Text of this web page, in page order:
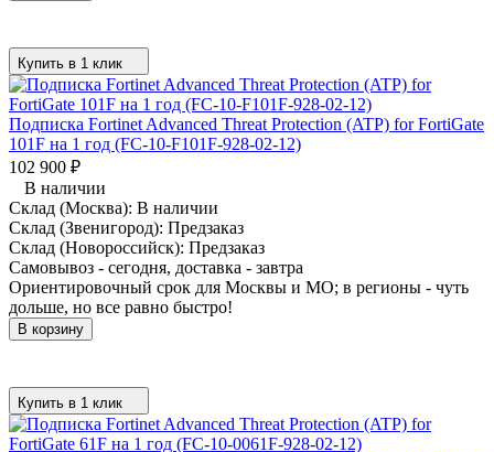
Купить в 1 клик
Подписка Fortinet Advanced Threat Protection (ATP) for FortiGate
101F на 1 год (FC-10-F101F-928-02-12)
102 900 ₽
В наличии
Склад (Москва): В наличии
Склад (Звенигород): Предзаказ
Склад (Новороссийск): Предзаказ
Самовывоз - сегодня, доставка - завтра
Ориентировочный срок для Москвы и МО; в регионы - чуть
дольше, но все равно быстро!
В корзину
Купить в 1 клик